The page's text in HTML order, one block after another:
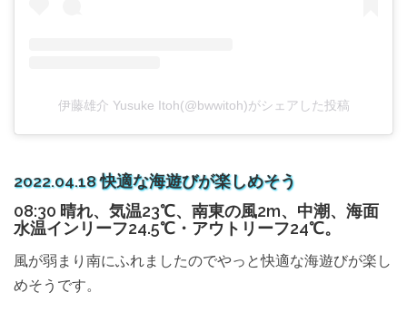
伊藤雄介 Yusuke Itoh(@bwwitoh)がシェアした投稿
2022.04.18 快適な海遊びが楽しめそう
08:30 晴れ、気温23℃、南東の風2m、中潮、海面
水温インリーフ24.5℃・アウトリーフ24℃。
風が弱まり南にふれましたのでやっと快適な海遊びが楽し
めそうです。